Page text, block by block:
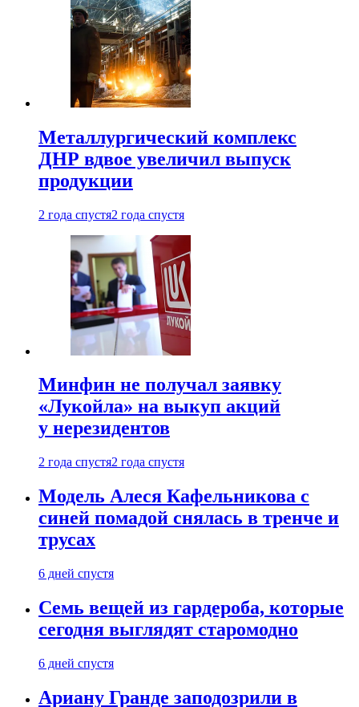
Металлургический комплекс
ДНР вдвое увеличил выпуск
продукции
2 года спустя2 года спустя
Минфин не получал заявку
«Лукойла» на выкуп акций
у нерезидентов
2 года спустя2 года спустя
Модель Алеся Кафельникова с
синей помадой снялась в тренче и
трусах
6 дней спустя
Семь вещей из гардероба, которые
сегодня выглядят старомодно
6 дней спустя
Ариану Гранде заподозрили в